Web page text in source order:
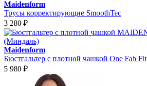
Maidenform
Трусы корректирующие SmoothTec
3 280 ₽
Maidenform
Бюстгальтер с плотной чашкой One Fab Fit
5 980 ₽